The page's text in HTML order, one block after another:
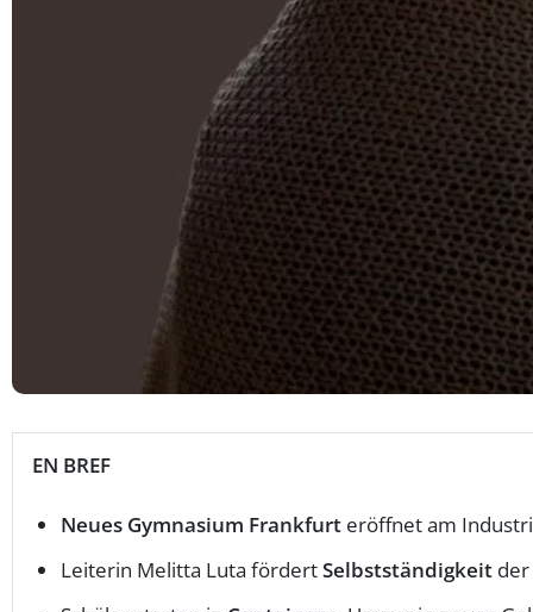
EN BREF
Neues Gymnasium Frankfurt eröffnet am
Leiterin Melitta Luta fördertSelbstständigkeit der